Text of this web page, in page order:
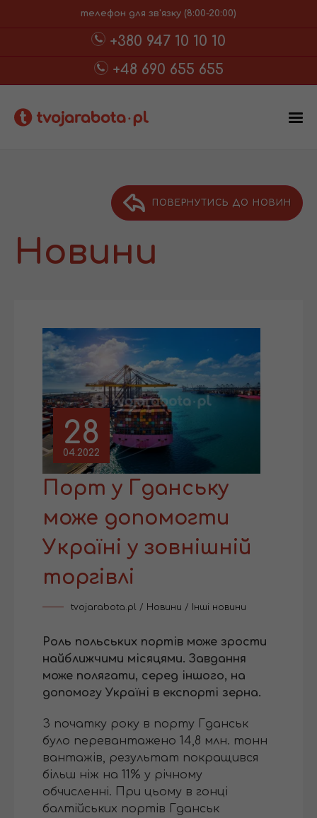
телефон для зв'язку (8:00-20:00)
+380 947 10 10 10
+48 690 655 655
ПОВЕРНУТИСЬ ДО НОВИН
Новини
28
04.2022
Порт у Гданську
може допомогти
Україні у зовнішній
торгівлі
tvojarabota.pl / Новини / Інші новини
Роль польських портів може зрости
найближчими місяцями. Завдання
може полягати, серед іншого, на
допомогу Україні в експорті зерна.
З початку року в порту Гданськ
було перевантажено 14,8 млн. тонн
вантажів, результат покращився
більш ніж на 11% у річному
обчисленні. При цьому в гонці
балтійських портів Гданськ